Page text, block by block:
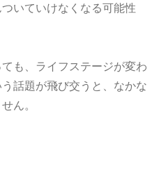
いていけなくなる可能性
も、ライフステージが変わ
話題が飛び交うと、なかな
ん。